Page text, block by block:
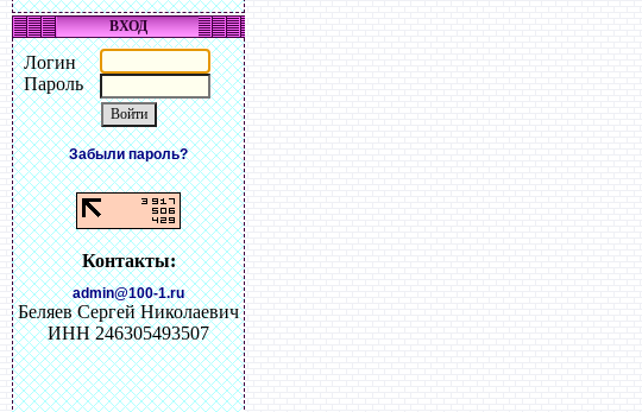
ВХОД
Логин
Пароль
Забыли пароль?
Контакты:
admin@100-1.ru
Беляев Сергей Николаевич
ИНН 246305493507